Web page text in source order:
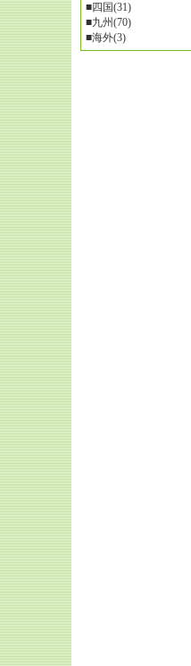
■四国(31)
■九州(70)
■海外(3)